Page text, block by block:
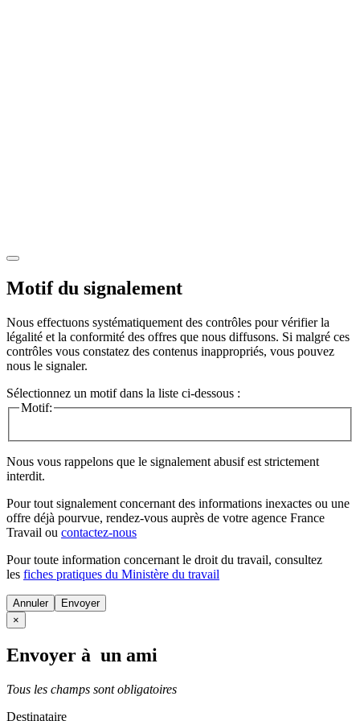
Motif du signalement
Nous effectuons systématiquement des contrôles pour vérifier la
légalité et la conformité des offres que nous diffusons. Si malgré ces
contrôles vous constatez des contenus inappropriés, vous pouvez
nous le signaler.
Sélectionnez un motif dans la liste ci-dessous :
Motif:
Nous vous rappelons que le signalement abusif est strictement
interdit.
Pour tout signalement concernant des informations inexactes ou une
offre déjà pourvue, rendez-vous auprès de votre agence France
Travail ou contactez-nous
Pour toute information concernant le droit du travail, consultez
les fiches pratiques du Ministère du travail
Annuler
×
Envoyer à un ami
Tous les champs sont obligatoires
Destinataire